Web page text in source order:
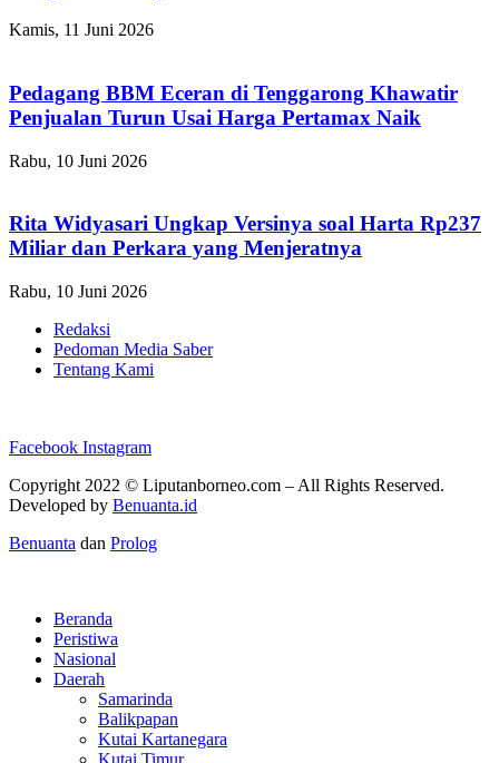
Kamis, 11 Juni 2026
Pedagang BBM Eceran di Tenggarong Khawatir
Penjualan Turun Usai Harga Pertamax Naik
Rabu, 10 Juni 2026
Rita Widyasari Ungkap Versinya soal Harta Rp237
Miliar dan Perkara yang Menjeratnya
Rabu, 10 Juni 2026
Redaksi
Pedoman Media Saber
Tentang Kami
Facebook Instagram
Copyright 2022 © Liputanborneo.com – All Rights Reserved.
Developed by Benuanta.id
Benuanta dan Prolog
Beranda
Peristiwa
Nasional
Daerah
Samarinda
Balikpapan
Kutai Kartanegara